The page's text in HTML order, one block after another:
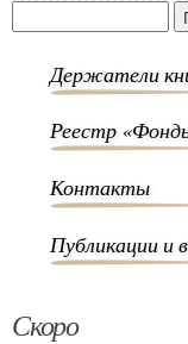
Держатели
Реестр
Контакты
Публикации и
Скоро